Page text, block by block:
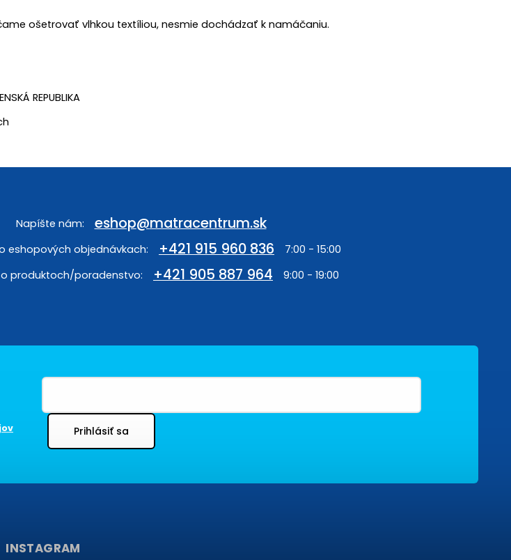
ošetrovať vlhkou textíliou, nesmie dochádzať k namáčaniu.
REPUBLIKA
eshop@matracentrum.sk
+421 915 960 836
+421 905 887 964
Prihlásiť sa
INSTAGRAM